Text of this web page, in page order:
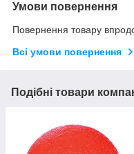
Умови повернення
Повернення товару
Всі умови повернення
Подібні товари